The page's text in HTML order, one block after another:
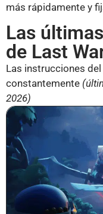
más rápidamente y
Las
de Last
Las instrucciones
constantemente
2026)